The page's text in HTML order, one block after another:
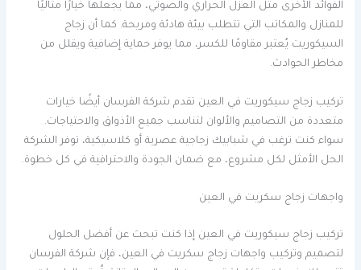
الفوائد الأخرى مثل العزل الحراري والصوتي، مما يجعلها خيارًا مثاليًا
للمنازل والمكاتب التي تتطلب بيئة هادئة ومريحة. كما أن زجاج
السيكوريت يُعتبر مقاومًا للكسر، مما يوفر حماية إضافية ويقلل من
مخاطر الحوادث.
تركيب زجاج سيكوريت في العين تقدم شركة الفرسان أيضًا خيارات
متعددة من التصاميم والألوان لتناسب جميع الأذواق والاحتياجات.
سواء كنت ترغب في شبابيك زجاجية عصرية أو كلاسيكية، توفر الشركة
الحل الأمثل لكل مشروع، مع ضمان الجودة والاحترافية في كل خطوة.
واجهات زجاج سكريت في العين
تركيب زجاج سيكوريت في العين إذا كنت تبحث عن أفضل الحلول
لتصميم وتركيب واجهات زجاج سكريت في العين، فإن شركة الفرسان